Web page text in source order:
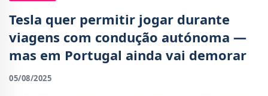
Tesla quer permitir jogar durante
viagens com condução autónoma —
mas em Portugal ainda vai demorar
05/08/2025